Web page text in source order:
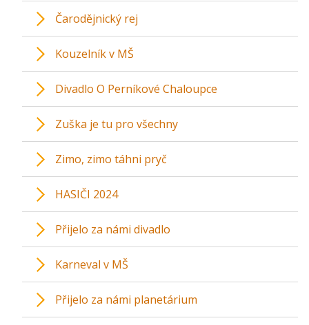
Čarodějnický rej
Kouzelník v MŠ
Divadlo O Perníkové Chaloupce
Zuška je tu pro všechny
Zimo, zimo táhni pryč
HASIČI 2024
Přijelo za námi divadlo
Karneval v MŠ
Přijelo za námi planetárium